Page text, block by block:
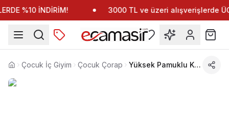
%10 İNDİRİM! 3000 TL ve üzeri alışverişlerde
Anasayfa
Çocuk İç Giyim Çocuk Çorap Yüksek Pamuklu Kaydırmaz Çocuk Külotlu Çorap Daymod 2121027